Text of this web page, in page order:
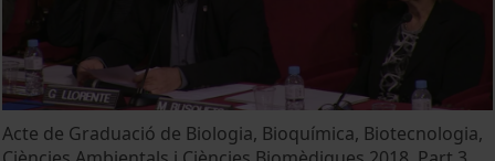
Acte de Graduació de Biologia, Bioquímica, Biotecnologia,